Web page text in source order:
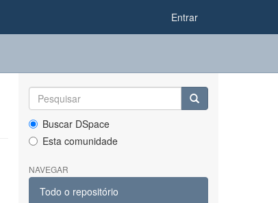
Entrar
Buscar DSpace
Esta comunidade
NAVEGAR
Todo o repositório